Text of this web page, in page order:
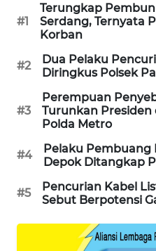
#1
Terungkap
Serdang, Ternyata
Korban
#2
Dua Pelaku
Diringkus Polsek
#3
Perempuan
Turunkan
Polda Metro
#4
Pelaku Pembuang
Depok Ditangkap
#5
Pencurian Kabel
Sebut Berpotensi
WISATA
WAHANA
Network
KONSUMEN
LISTRIK
MASYARAKAT